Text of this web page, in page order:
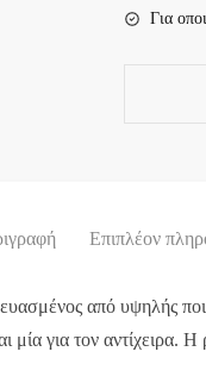
Για
Επιπλέον
από υψηλής
μία για τον